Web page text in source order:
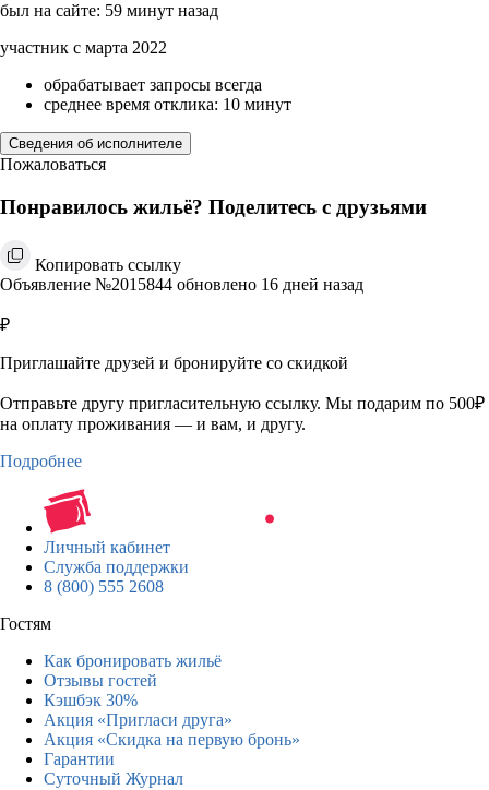
был на сайте: 59 минут назад
участник с марта 2022
обрабатывает запросы всегда
среднее время отклика: 10 минут
Сведения об исполнителе
Пожаловаться
Понравилось жильё? Поделитесь с друзьями
Копировать ссылку
Объявление №2015844 обновлено 16 дней назад
₽
Приглашайте друзей и бронируйте со скидкой
Отправьте другу пригласительную ссылку. Мы подарим по 500₽
на оплату проживания — и вам, и другу.
Подробнее
Личный кабинет
Служба поддержки
8 (800) 555 2608
Гостям
Как бронировать жильё
Отзывы гостей
Кэшбэк 30%
Акция «Пригласи друга»
Акция «Скидка на первую бронь»
Гарантии
Суточный Журнал